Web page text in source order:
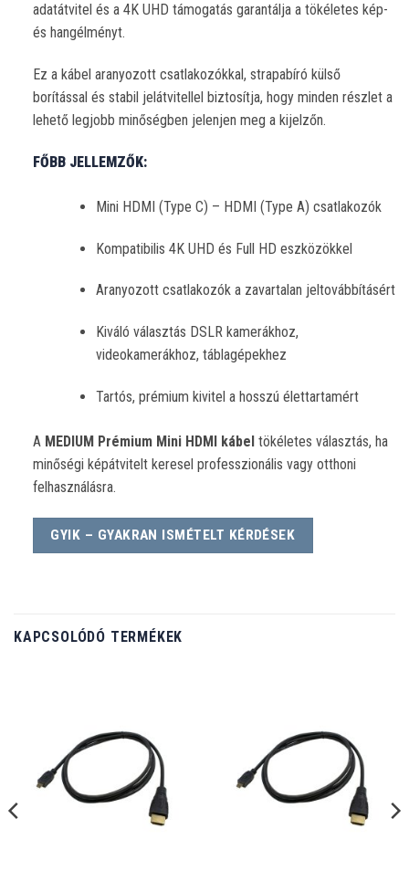
adatátvitel és a 4K UHD támogatás garantálja a tökéletes kép-
és hangélményt.
Ez a kábel aranyozott csatlakozókkal, strapabíró külső
borítással és stabil jelátvitellel biztosítja, hogy minden részlet a
lehető legjobb minőségben jelenjen meg a kijelzőn.
FŐBB JELLEMZŐK:
Mini HDMI (Type C) – HDMI (Type A) csatlakozók
Kompatibilis 4K UHD és Full HD eszközökkel
Aranyozott csatlakozók a zavartalan jeltovábbításért
Kiváló választás DSLR kamerákhoz,
videokamerákhoz, táblagépekhez
Tartós, prémium kivitel a hosszú élettartamért
A MEDIUM Prémium Mini HDMI kábeltökéletes választás, ha
minőségi képátvitelt keresel professzionális vagy otthoni
felhasználásra.
GYIK – GYAKRAN ISMÉTELT KÉRDÉSEK
KAPCSOLÓDÓ TERMÉKEK